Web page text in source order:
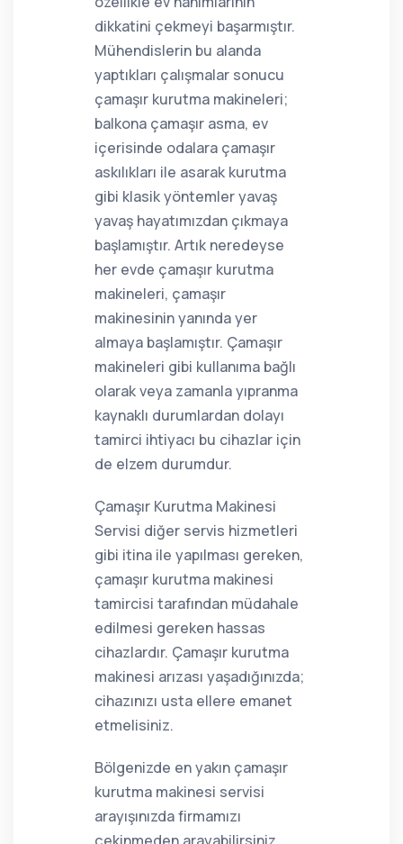
dikkatini çekmeyi başarmıştır.
Mühendislerin bu alanda
yaptıkları çalışmalar sonucu
çamaşır kurutma makineleri;
balkona çamaşır asma, ev
içerisinde odalara çamaşır
askılıkları ile asarak kurutma
gibi klasik yöntemler yavaş
yavaş hayatımızdan çıkmaya
başlamıştır. Artık neredeyse
her evde çamaşır kurutma
makineleri, çamaşır
makinesinin yanında yer
almaya başlamıştır. Çamaşır
makineleri gibi kullanıma bağlı
olarak veya zamanla yıpranma
kaynaklı durumlardan dolayı
tamirci ihtiyacı bu cihazlar için
de elzem durumdur.
Çamaşır Kurutma Makinesi
Servisi diğer servis hizmetleri
gibi itina ile yapılması gereken,
çamaşır kurutma makinesi
tamircisi tarafından müdahale
edilmesi gereken hassas
cihazlardır. Çamaşır kurutma
makinesi arızası yaşadığınızda;
cihazınızı usta ellere emanet
etmelisiniz.
Bölgenizde en yakın çamaşır
kurutma makinesi servisi
arayışınızda firmamızı